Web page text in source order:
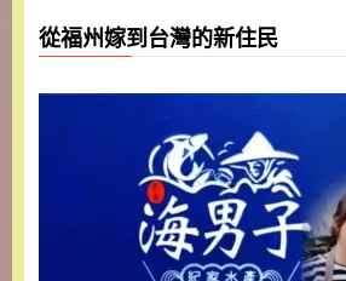
從福州嫁到台灣的新住民